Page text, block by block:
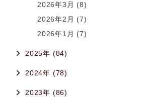
2026年3月 (8)
2026年2月 (7)
2026年1月 (7)
2025年 (84)
2024年 (78)
2023年 (86)